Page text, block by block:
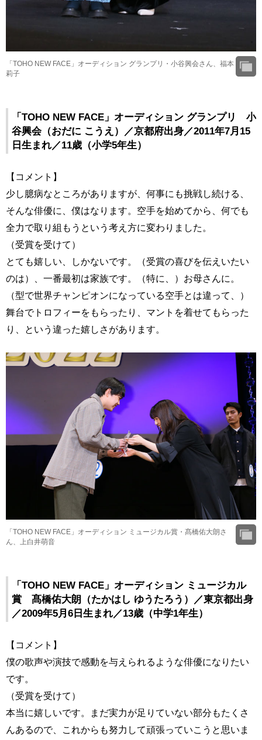
「TOHO NEW FACE」オーディション グランプリ・小谷興会さん、福本
莉子
「TOHO NEW FACE」オーディション グランプリ 小
谷興会（おだに こうえ）／京都府出身／2011年7月15
日生まれ／11歳（小学5年生）
【コメント】
少し臆病なところがありますが、何事にも挑戦し続ける、
そんな俳優に、僕はなります。空手を始めてから、何でも
全力で取り組もうという考え方に変わりました。
（受賞を受けて）
とても嬉しい、しかないです。（受賞の喜びを伝えいたい
のは）、一番最初は家族です。（特に、）お母さんに。
（型で世界チャンピオンになっている空手とは違って、）
舞台でトロフィーをもらったり、マントを着せてもらった
り、という違った嬉しさがあります。
「TOHO NEW FACE」オーディション ミュージカル賞・髙橋佑大朗さ
ん、上白井萌音
「TOHO NEW FACE」オーディション ミュージカル
賞 髙橋佑大朗（たかはし ゆうたろう）／東京都出身
／2009年5月6日生まれ／13歳（中学1年生）
【コメント】
僕の歌声や演技で感動を与えられるような俳優になりたい
です。
（受賞を受けて）
本当に嬉しいです。まだ実力が足りていない部分もたくさ
んあるので、これからも努力して頑張っていこうと思いま